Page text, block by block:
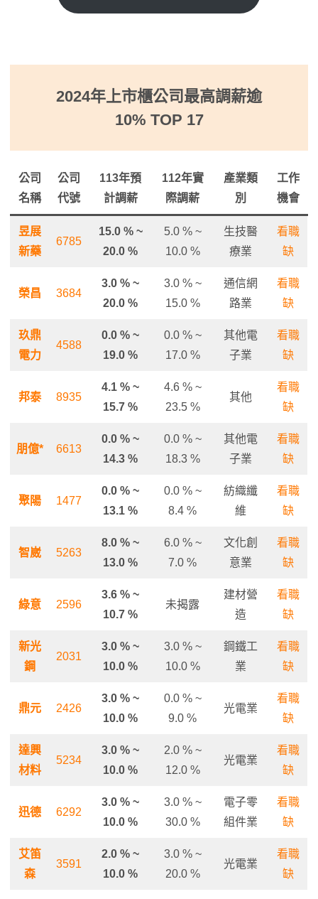
2024年上市櫃公司最高調薪逾
10% TOP 17
公司
名稱
公司
代號
113年預
計調薪
112年實
際調薪
產業類
別
工作
機會
昱展
新藥
6785
15.0 % ~
20.0 %
5.0 % ~
10.0 %
生技醫
療業
看職
缺
榮昌 3684
3.0 % ~
20.0 %
3.0 % ~
15.0 %
通信網
路業
看職
缺
玖鼎
電力
4588
0.0 % ~
19.0 %
0.0 % ~
17.0 %
其他電
子業
看職
缺
邦泰 8935
4.1 % ~
15.7 %
4.6 % ~
23.5 %
其他
看職
缺
朋億* 6613
0.0 % ~
14.3 %
0.0 % ~
18.3 %
其他電
子業
看職
缺
聚陽 1477
0.0 % ~
13.1 %
0.0 % ~
8.4 %
紡織纖
維
看職
缺
智崴 5263
8.0 % ~
13.0 %
6.0 % ~
7.0 %
文化創
意業
看職
缺
綠意 2596
3.6 % ~
10.7 %
未揭露
建材營
造
看職
缺
新光
鋼
2031
3.0 % ~
10.0 %
3.0 % ~
10.0 %
鋼鐵工
業
看職
缺
鼎元 2426
3.0 % ~
10.0 %
0.0 % ~
9.0 %
光電業
看職
缺
達興
材料
5234
3.0 % ~
10.0 %
2.0 % ~
12.0 %
光電業
看職
缺
迅德 6292
3.0 % ~
10.0 %
3.0 % ~
30.0 %
電子零
組件業
看職
缺
艾笛
森
3591
2.0 % ~
10.0 %
3.0 % ~
20.0 %
光電業
看職
缺